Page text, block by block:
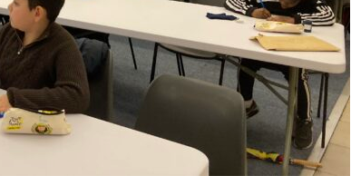
Hebdo39